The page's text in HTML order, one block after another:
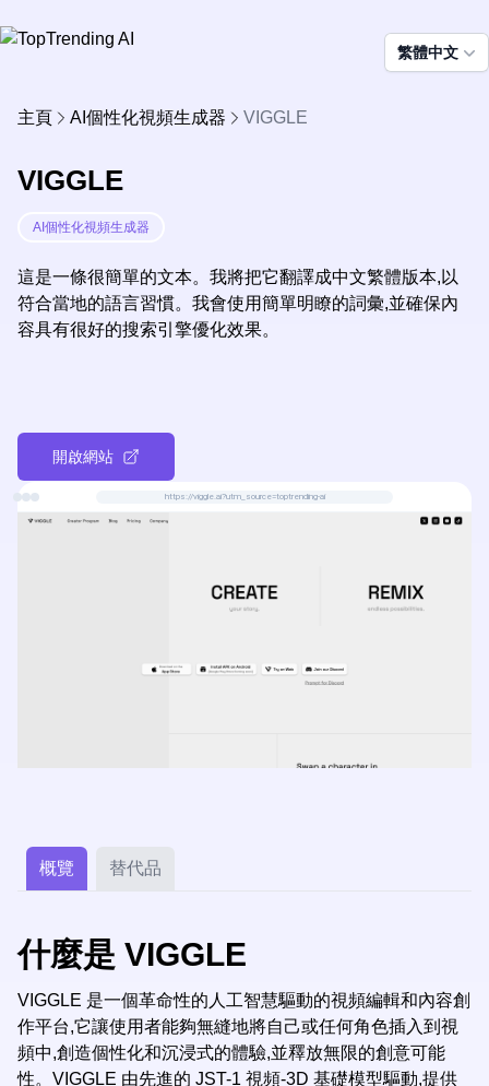
繁體中文
主頁 AI個性化視頻生成器 VIGGLE
VIGGLE
AI個性化視頻生成器
這是一條很簡單的文本。我將把它翻譯成中文繁體版本,以
符合當地的語言習慣。我會使用簡單明瞭的詞彙,並確保內
容具有很好的搜索引擎優化效果。
開啟網站
https://viggle.ai?utm_source=toptrending-ai
概覽 替代品
什麼是 VIGGLE
VIGGLE 是一個革命性的人工智慧驅動的視頻編輯和內容創
作平台,它讓使用者能夠無縫地將自己或任何角色插入到視
頻中,創造個性化和沉浸式的體驗,並釋放無限的創意可能
性。VIGGLE 由先進的 JST-1 視頻-3D 基礎模型驅動,提供